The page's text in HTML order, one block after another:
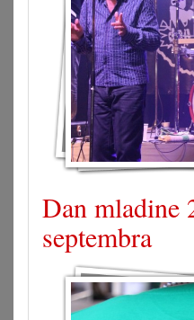
Dan mladine
septembra